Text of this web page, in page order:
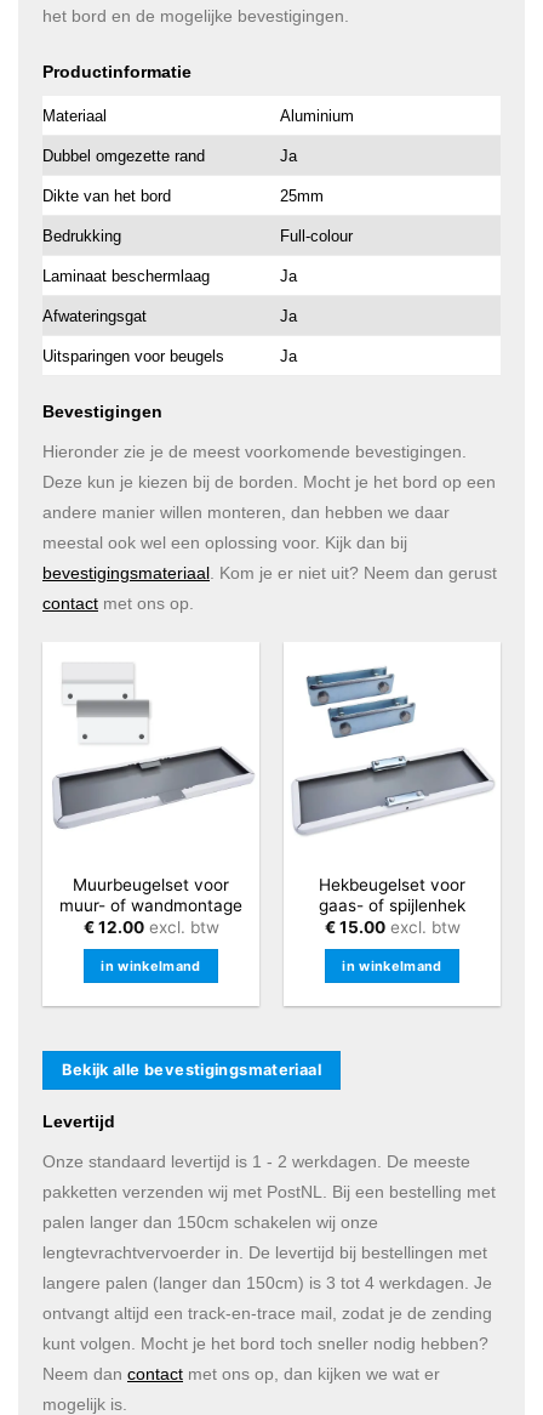
het bord en de mogelijke bevestigingen.
Productinformatie
Materiaal Aluminium
Dubbel omgezette rand Ja
Dikte van het bord 25mm
Bedrukking Full-colour
Laminaat beschermlaag Ja
Afwateringsgat Ja
Uitsparingen voor beugels Ja
Bevestigingen
Hieronder zie je de meest voorkomende bevestigingen.
Deze kun je kiezen bij de borden. Mocht je het bord op een
andere manier willen monteren, dan hebben we daar
meestal ook wel een oplossing voor. Kijk dan bij
bevestigingsmateriaal . Kom je er niet uit? Neem dan gerust
contact met ons op.
Muurbeugelset voor
muur- of wandmontage
€12.00excl. btw
in winkelmand
Hekbeugelset voor
gaas- of spijlenhek
€15.00excl. btw
in winkelmand
Bekijk alle bevestigingsmateriaal
Levertijd
Onze standaard levertijd is 1 - 2 werkdagen. De meeste
pakketten verzenden wij met PostNL. Bij een bestelling met
palen langer dan 150cm schakelen wij onze
lengtevrachtvervoerder in. De levertijd bij bestellingen met
langere palen (langer dan 150cm) is 3 tot 4 werkdagen. Je
ontvangt altijd een track-en-trace mail, zodat je de zending
kunt volgen. Mocht je het bord toch sneller nodig hebben?
Neem dan contact met ons op, dan kijken we wat er
mogelijk is.